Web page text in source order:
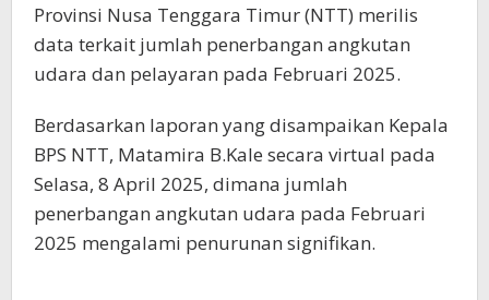
Provinsi Nusa Tenggara Timur (NTT) merilis
data terkait jumlah penerbangan angkutan
udara dan pelayaran pada Februari 2025.
Berdasarkan laporan yang disampaikan Kepala
BPS NTT, Matamira B.Kale secara virtual pada
Selasa, 8 April 2025, dimana jumlah
penerbangan angkutan udara pada Februari
2025 mengalami penurunan signifikan.